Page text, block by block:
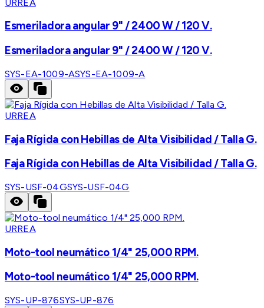
URREA
Esmeriladora angular 9" / 2400 W / 120 V.
Esmeriladora angular 9" / 2400 W / 120 V.
SYS-EA-1009-ASYS-EA-1009-A
URREA
Faja Rígida con Hebillas de Alta Visibilidad / Talla G.
Faja Rígida con Hebillas de Alta Visibilidad / Talla G.
SYS-USF-04GSYS-USF-04G
URREA
Moto-tool neumático 1/4" 25,000 RPM.
Moto-tool neumático 1/4" 25,000 RPM.
SYS-UP-876SYS-UP-876